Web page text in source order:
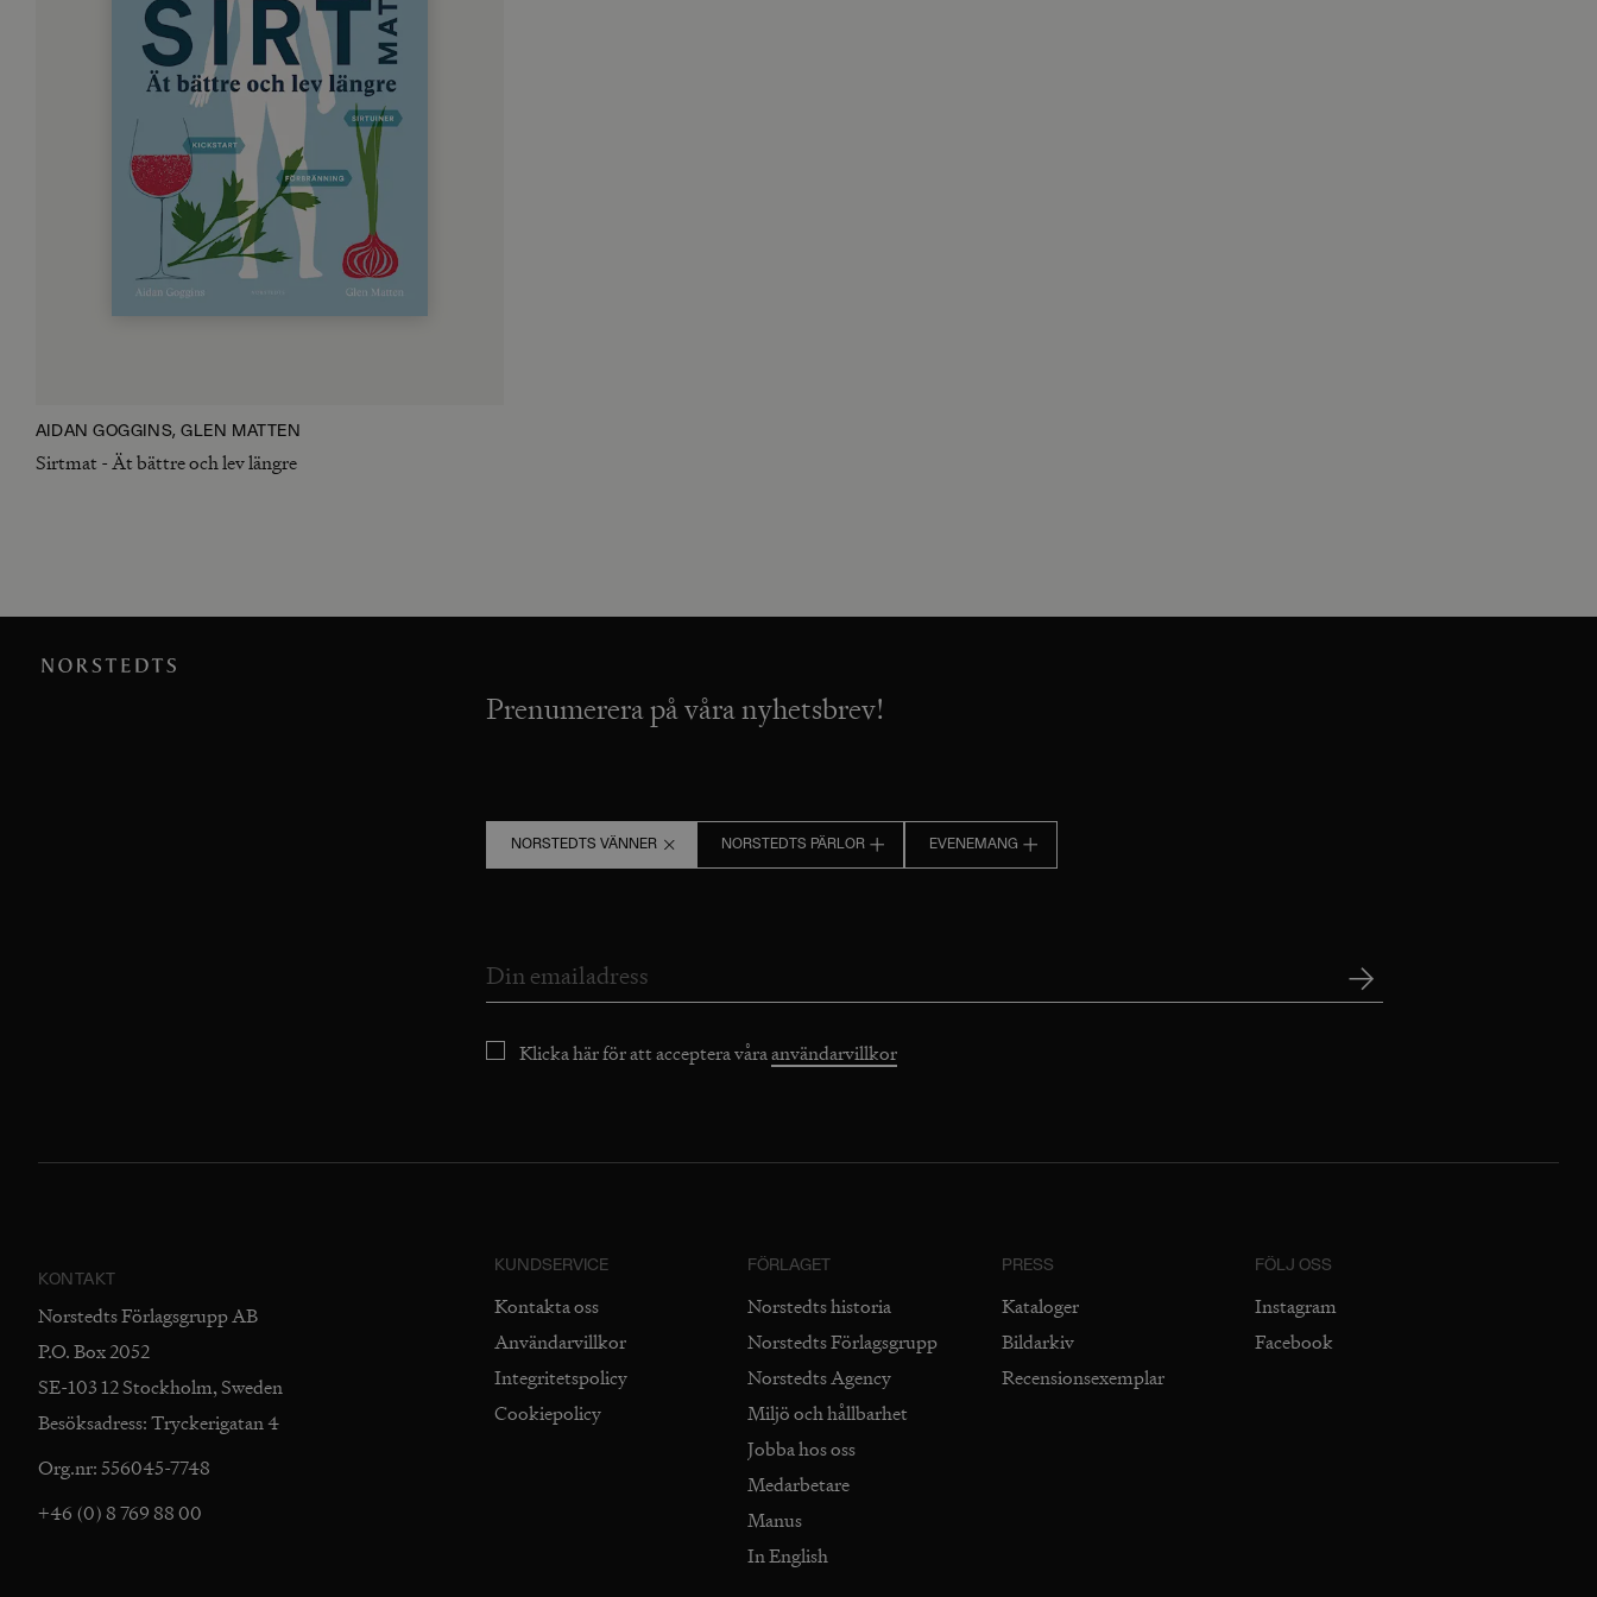
AIDAN GOGGINS, GLEN MATTEN
Sirtmat - Ät bättre och lev längre
Prenumerera på våra nyhetsbrev!
NORSTEDTS VÄNNER NORSTEDTS PÄRLOR EVENEMANG
Klicka här för att acceptera våraanvändarvillkor
KONTAKT
Norstedts Förlagsgrupp AB
P.O. Box 2052
SE-103 12 Stockholm, Sweden
Besöksadress: Tryckerigatan 4
Org.nr: 556045-7748
+46 (0) 8 769 88 00
KUNDSERVICE
Kontakta oss
Användarvillkor
Integritetspolicy
Cookiepolicy
FÖRLAGET
Norstedts historia
Norstedts Förlagsgrupp
Norstedts Agency
Miljö och hållbarhet
Jobba hos oss
Medarbetare
Manus
In English
PRESS
Kataloger
Bildarkiv
Recensionsexemplar
FÖLJ OSS
Instagram
Facebook